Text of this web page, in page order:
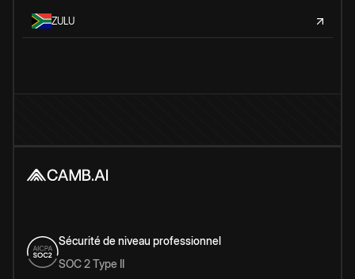
ZULU
Sécurité de niveau professionnel
SOC 2 Type II